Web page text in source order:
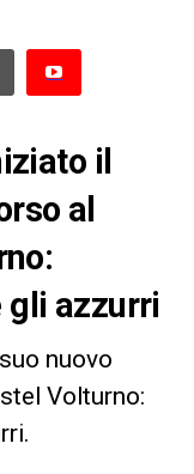
il
al
gli azzurri
nuovo
Volturno: